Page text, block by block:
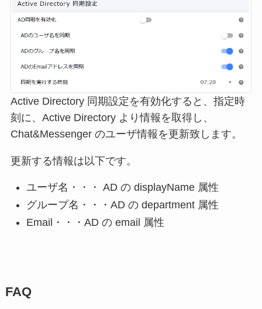
Active Directory 同期設定を有効化すると、指定時
刻に、Active Directory より情報を取得し、
Chat&Messenger のユーザ情報を更新致します。
更新する情報は以下です。
ユーザ名・・・ AD の displayName 属性
グループ名・・・AD の department 属性
Email・・・AD の email 属性
FAQ